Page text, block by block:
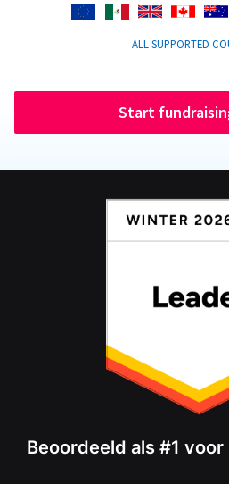
ALL SUPPORTED
Start
Beoordeeld als #1